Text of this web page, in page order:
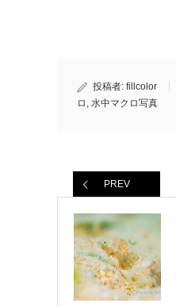
投稿者: fillcolor
ロ , 水中マクロ写真
PREV